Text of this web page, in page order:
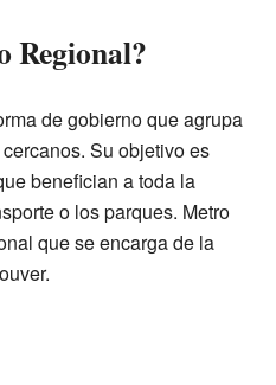
Regional?
de gobierno que agrupa
Su objetivo es
benefician a toda la
o los parques. Metro
que se encarga de la